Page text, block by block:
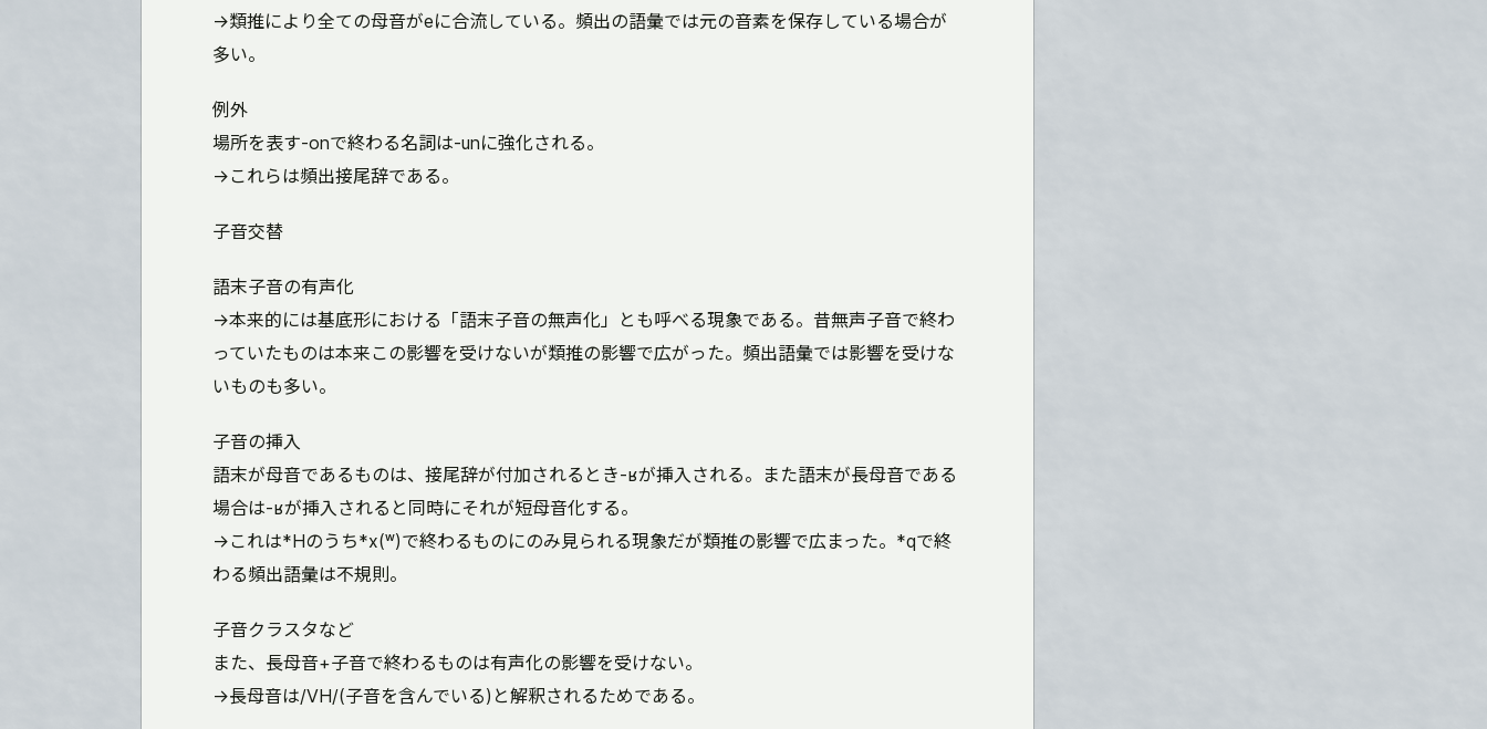
→類推により全ての母音がeに合流している。頻出の語彙では元の音素を保存している場合が
多い。
例外
場所を表す-onで終わる名詞は-unに強化される。
→これらは頻出接尾辞である。
子音交替
語末子音の有声化
→本来的には基底形における「語末子音の無声化」とも呼べる現象である。昔無声子音で終わ
っていたものは本来この影響を受けないが類推の影響で広がった。頻出語彙では影響を受けな
いものも多い。
子音の挿入
語末が母音であるものは、接尾辞が付加されるとき-ʁが挿入される。また語末が長母音である
場合は-ʁが挿入されると同時にそれが短母音化する。
→これは*Hのうち*x(ʷ)で終わるものにのみ見られる現象だが類推の影響で広まった。*qで終
わる頻出語彙は不規則。
子音クラスタなど
また、長母音+子音で終わるものは有声化の影響を受けない。
→長母音は/VH/(子音を含んでいる)と解釈されるためである。